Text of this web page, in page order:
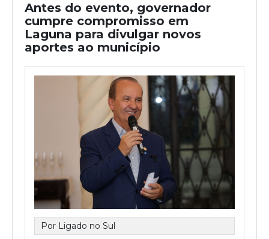
Antes do evento, governador
cumpre compromisso em
Laguna para divulgar novos
aportes ao município
Por Ligado no Sul